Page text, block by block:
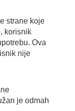
strane koje
korisnik
Ova
nije
je odmah